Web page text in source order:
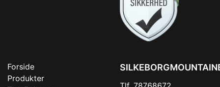
Forside
Produkter